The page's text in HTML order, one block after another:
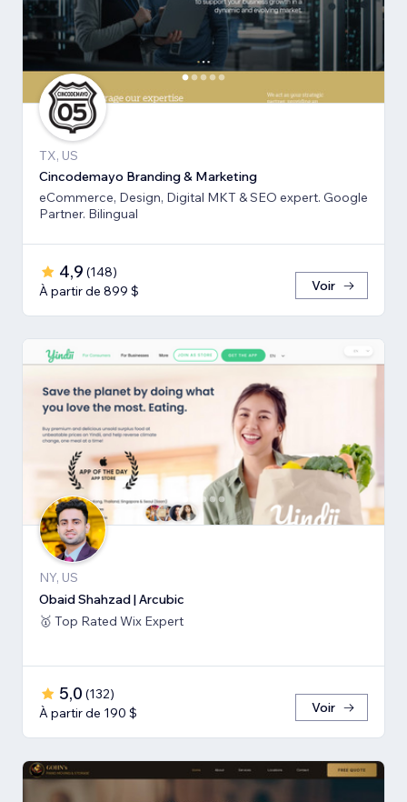
TX, US
Cincodemayo Branding & Marketing
eCommerce, Design, Digital MKT & SEO expert. Google
Partner. Bilingual
4,9 (148)
À partir de 899 $
Voir
NY, US
Obaid Shahzad | Arcubic
🥇 Top Rated Wix Expert
5,0 (132)
À partir de 190 $
Voir